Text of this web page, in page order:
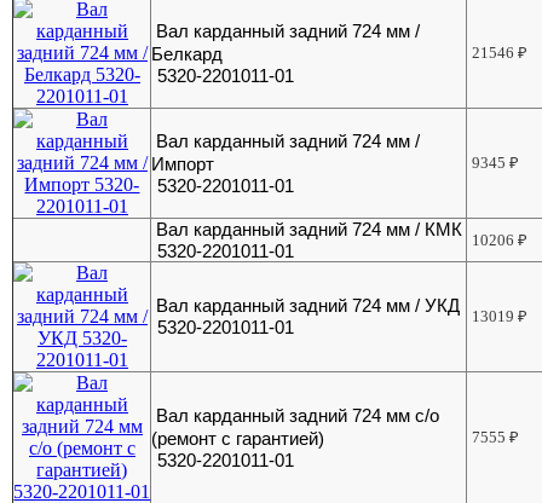
Вал карданный задний 724 мм /
Белкард
5320-2201011-01
21546₽
Вал карданный задний 724 мм /
Импорт
5320-2201011-01
9345₽
Вал карданный задний 724 мм / КМК
5320-2201011-01
10206₽
Вал карданный задний 724 мм / УКД
5320-2201011-01
13019₽
Вал карданный задний 724 мм с/о
(ремонт с гарантией)
5320-2201011-01
7555₽